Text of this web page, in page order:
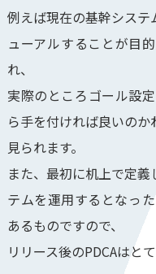
例えば現在の基幹システ
ューアルすることが目
れ、
実際のところゴール設
ら手を付ければ良いのか
見られます。
また、最初に机上で定
テムを運用するとなっ
あるものですので、
リリース後のPDCAはと